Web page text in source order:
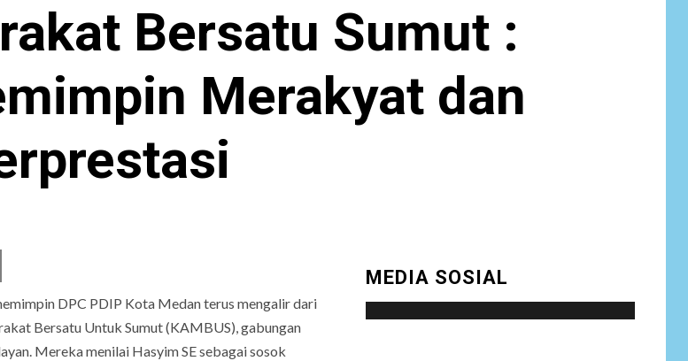
Bersatu Sumut :
Merakyat dan
DPC PDIP Kota Medan terus mengalir dari
Bersatu Untuk Sumut (KAMBUS), gabungan
Mereka menilai Hasyim SE sebagai sosok
MEDIA SOSIAL